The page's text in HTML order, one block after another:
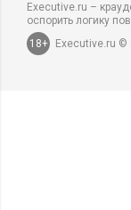
Executive.ru –
оспорить логику
18+
Executive.ru ©